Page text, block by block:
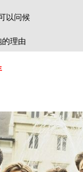
以问候
理由